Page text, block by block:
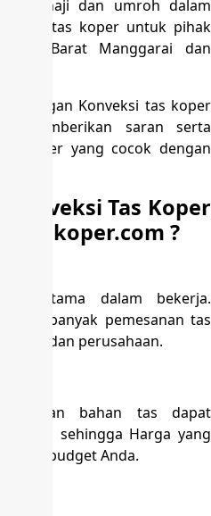
haji dan umroh dalam
tas koper untuk pihak
Barat Manggarai dan
dengan Konveksi tas koper
memberikan saran serta
koper yang cocok dengan
Konveksi Tas Koper
Kingkoper.com ?
utama dalam bekerja.
banyak pemesanan tas
dan perusahaan.
dan bahan tas dapat
sendiri sehingga Harga yang
budget Anda.